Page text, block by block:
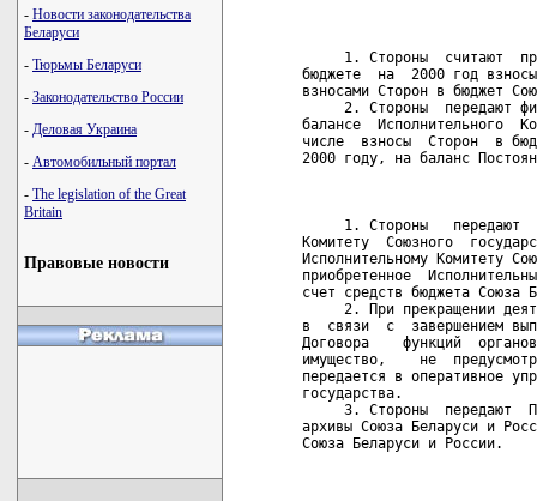
- Новости законодательства
Беларуси
- Тюрьмы Беларуси
- Законодательство России
- Деловая Украина
- Автомобильный портал
- The legislation of the Great
Britain
Правовые новости
1. Стороны  считают
бюджете  на  2000 год
взносами Сторон в бюджет
2. Стороны  передают
балансе  Исполнительного
числе  взносы  Сторон  в
2000 году, на баланс
1. Стороны   передают
Комитету  Союзного
Исполнительному Комитету
приобретенное
счет средств бюджета Союза
2. При прекращении
в  связи  с  завершением
Договора    функций
имущество,    не
передается в оперативное
государства.
3. Стороны  передают
архивы Союза Беларуси и
Союза Беларуси и России.